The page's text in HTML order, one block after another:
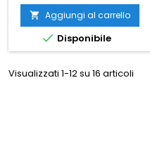
 Aggiungi al carrello
 Disponibile
Visualizzati 1-12 su 16 articoli